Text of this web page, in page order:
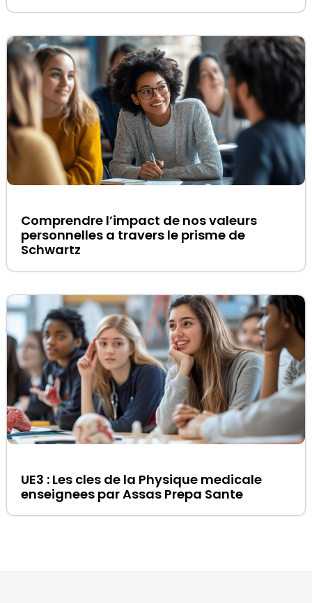
Comprendre l’impact de nos valeurs
personnelles a travers le prisme de
Schwartz
UE3 : Les cles de la Physique medicale
enseignees par Assas Prepa Sante